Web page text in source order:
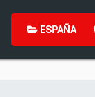
ESPAÑA